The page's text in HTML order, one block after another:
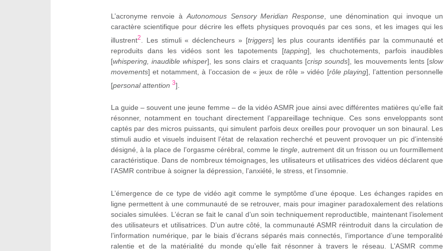
L’acronyme renvoie à Autonomous Sensory Meridian Response, une dénomination qui invoque un
caractère scientifique pour décrire les effets physiques provoqués par ces sons, et les images qui les
illustrent2 . Les stimuli « déclencheurs » [triggers] les plus courants identifiés par la communauté et
reproduits dans les vidéos sont les tapotements [tapping], les chuchotements, parfois inaudibles
[whispering, inaudible whisper], les sons clairs et craquants [crisp sounds], les mouvements lents [slow
movements] et notamment, à l’occasion de « jeux de rôle » vidéo [rôle playing], l’attention personnelle
[personal attention 3].
La guide – souvent une jeune femme – de la vidéo ASMR joue ainsi avec différentes matières qu’elle fait
résonner, notamment en touchant directement l’appareillage technique. Ces sons enveloppants sont
captés par des micros puissants, qui simulent parfois deux oreilles pour provoquer un son binaural. Les
stimuli audio et visuels induisent l’état de relaxation recherché et peuvent provoquer un pic d’intensité
désigné, à la place de l’orgasme cérébral, comme le tingle, autrement dit un frisson ou un fourmillement
caractéristique. Dans de nombreux témoignages, les utilisateurs et utilisatrices des vidéos déclarent que
l’ASMR contribue à soigner la dépression, l’anxiété, le stress, et l’insomnie.
L’émergence de ce type de vidéo agit comme le symptôme d’une époque. Les échanges rapides en
ligne permettent à une communauté de se retrouver, mais pour imaginer paradoxalement des relations
sociales simulées. L’écran se fait le canal d’un soin techniquement reproductible, maintenant l’isolement
des utilisateurs et utilisatrices. D’un autre côté, la communauté ASMR réintroduit dans la circulation de
l’information numérique, par le biais d’écrans séparés mais connectés, l’importance d’une temporalité
ralentie et de la matérialité du monde qu’elle fait résonner à travers le réseau. L’ASMR comme